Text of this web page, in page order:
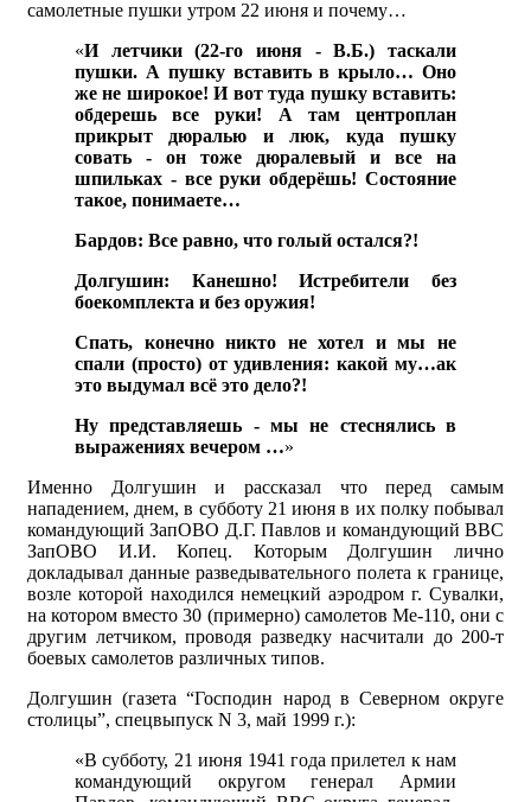
самолетные пушки утром 22 июня и почему…
«И летчики (22-го июня - В.Б.) таскали
пушки. А пушку вставить в крыло… Оно
же не широкое! И вот туда пушку вставить:
обдерешь все руки! А там центроплан
прикрыт дюралью и люк, куда пушку
совать - он тоже дюралевый и все на
шпильках - все руки обдерёшь! Состояние
такое, понимаете…
Бардов: Все равно, что голый остался?!
Долгушин: Канешно! Истребители без
боекомплекта и без оружия!
Спать, конечно никто не хотел и мы не
спали (просто) от удивления: какой му…ак
это выдумал всё это дело?!
Ну представляешь - мы не стеснялись в
выражениях вечером …»
Именно Долгушин и рассказал что перед самым
нападением, днем, в субботу 21 июня в их полку побывал
командующий ЗапОВО Д.Г. Павлов и командующий ВВС
ЗапОВО И.И. Копец. Которым Долгушин лично
докладывал данные разведывательного полета к границе,
возле которой находился немецкий аэродром г. Сувалки,
на котором вместо 30 (примерно) самолетов Ме-110, они с
другим летчиком, проводя разведку насчитали до 200-т
боевых самолетов различных типов.
Долгушин (газета “Господин народ в Северном округе
столицы”, спецвыпуск N 3, май 1999 г.):
«В субботу, 21 июня 1941 года прилетел к нам
командующий округом генерал Армии